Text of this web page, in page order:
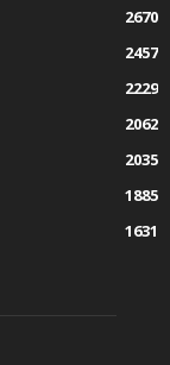
2670
2457
2229
2062
2035
1885
1631